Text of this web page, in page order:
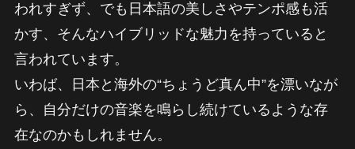
われすぎず、でも日本語の美しさやテンポ感も活
かす、そんなハイブリッドな魅力を持っていると
言われています。
いわば、日本と海外の“ちょうど真ん中”を漂いなが
ら、自分だけの音楽を鳴らし続けているような存
在なのかもしれません。